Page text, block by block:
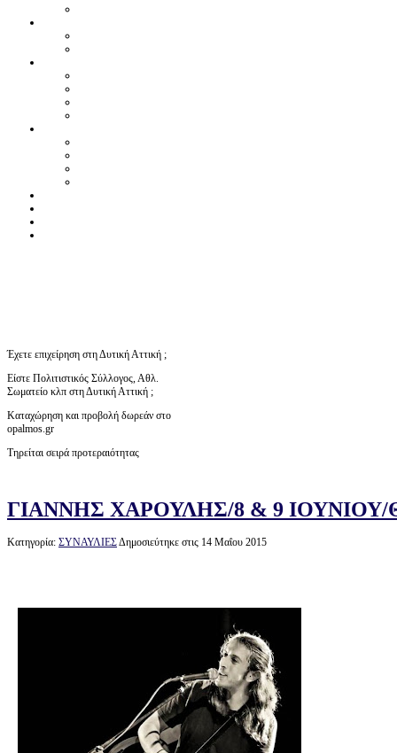
Έχετε επιχείρηση στη Δυτική Αττική ;
Είστε Πολιτιστικός Σύλλογος, Αθλ.
Σωματείο κλπ στη Δυτική Αττική ;
Καταχώρηση και προβολή δωρεάν στο
opalmos.gr
Τηρείται σειρά προτεραιότητας
ΓΙΑΝΝΗΣ ΧΑΡΟΥΛΗΣ/8 & 9
Κατηγορία: ΣΥΝΑΥΛΙΕΣΔημοσιεύτηκε στις 14 Μαΐου 2015